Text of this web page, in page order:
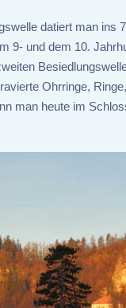
datiert man ins
9- und dem 10.
Ohrringe,
man heute im